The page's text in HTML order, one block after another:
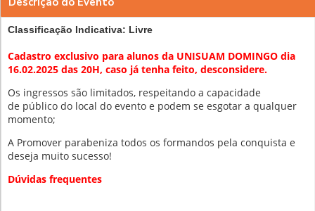
Classificação Indicativa: Livre
Cadastro exclusivo para alunos da UNISUAM DOMINGO dia
16.02.2025 das 20H, caso já tenha feito, desconsidere.
Os ingressos são limitados, respeitando a capacidade
de público do local do evento e podem se esgotar a qualquer
momento;
A Promover parabeniza todos os formandos pela conquista e
deseja muito sucesso!
Dúvidas frequentes